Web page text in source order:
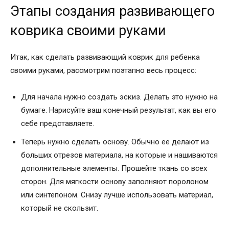
Этапы создания развивающего
коврика своими руками
Итак, как сделать развивающий коврик для ребенка
своими руками, рассмотрим поэтапно весь процесс:
Для начала нужно создать эскиз. Делать это нужно на
бумаге. Нарисуйте ваш конечный результат, как вы его
себе представляете.
Теперь нужно сделать основу. Обычно ее делают из
больших отрезов материала, на которые и нашиваются
дополнительные элементы. Прошейте ткань со всех
сторон. Для мягкости основу заполняют поролоном
или синтепоном. Снизу лучше использовать материал,
который не скользит.